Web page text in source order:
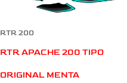
RTR 200
RTR APACHE 200 TIPO
ORIGINAL MENTA